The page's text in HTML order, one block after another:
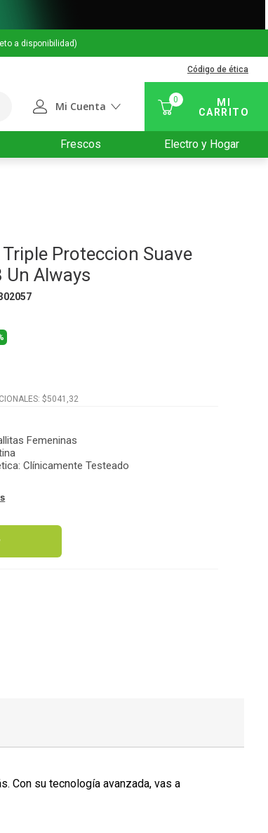
a disponibilidad)
Código de ética
Mi Cuenta
0
Frescos Electro y Hogar
Proteccion Suave
Un Always
$5041,32
Femeninas
:Clínicamente Testeado
Con su tecnología avanzada, vas a